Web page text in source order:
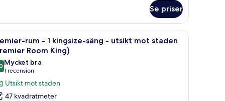
Se priser
fönster.
stolar, ett skrivbord med en telefon, en lampa, inramade konstverk, en
Ett hotellrum med en stor säng, ett
6
rum - 1 kingsize-säng - utsikt mot staden
Room King)
av 10
Mycket bra
1 recension
(1 recension)
Utsikt mot staden
47 kvadratmeter